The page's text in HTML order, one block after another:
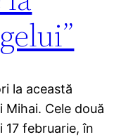
la această
Mihai. Cele două
17 februarie, în